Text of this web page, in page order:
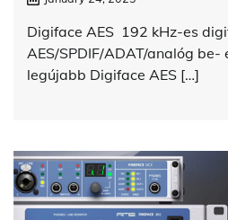
Digiface AES 192 kHz-es
AES/SPDIF/ADAT/analóg
legújabb Digiface AES […]